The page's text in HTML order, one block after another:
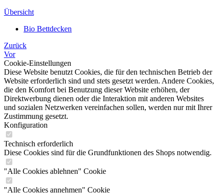
Übersicht
Bio Bettdecken
Zurück
Vor
Cookie-Einstellungen
Diese Website benutzt Cookies, die für den technischen Betrieb der
Website erforderlich sind und stets gesetzt werden. Andere Cookies,
die den Komfort bei Benutzung dieser Website erhöhen, der
Direktwerbung dienen oder die Interaktion mit anderen Websites
und sozialen Netzwerken vereinfachen sollen, werden nur mit Ihrer
Zustimmung gesetzt.
Konfiguration
Technisch erforderlich
Diese Cookies sind für die Grundfunktionen des Shops notwendig.
"Alle Cookies ablehnen" Cookie
"Alle Cookies annehmen" Cookie